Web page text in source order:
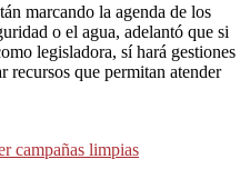
marcando la agenda de los
o el agua, adelantó que si
legisladora, sí hará gestiones
recursos que permitan atender